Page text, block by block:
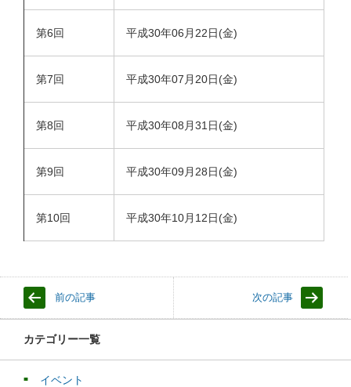
第6回 平成30年06月22日(金)
第7回 平成30年07月20日(金)
第8回 平成30年08月31日(金)
第9回 平成30年09月28日(金)
第10回 平成30年10月12日(金)
前の記事 次の記事
カテゴリー一覧
イベント